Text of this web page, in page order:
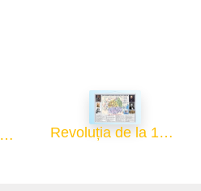
Manualul Manualelor Revoluția de la 1848-1849 - 70x100